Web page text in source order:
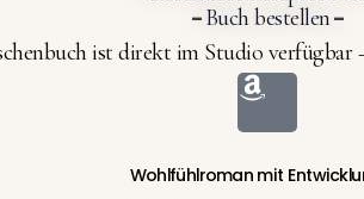
–Buch bestellen–
ist direkt im Studio
z
Wohlfühlroman mit Entwicklung